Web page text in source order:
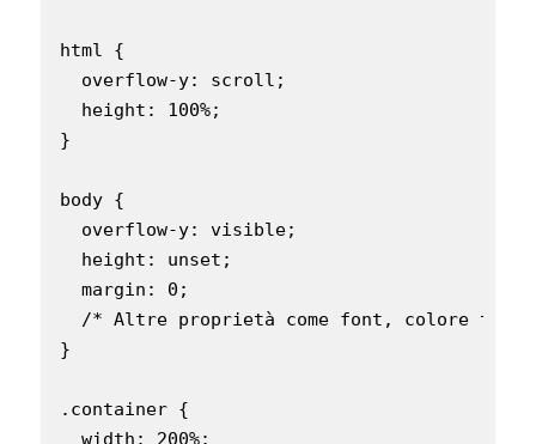
html {
  overflow-y: scroll;
  height: 100%;
}
body {
  overflow-y: visible;
  height: unset;
  margin: 0;
/* Altre proprietà come font, colore
}
.container {
  width: 200%;